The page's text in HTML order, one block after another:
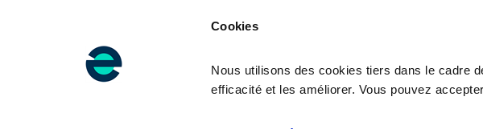
Cookies
Nous utilisons des cookies tiers dans le cadre
efficacité et les améliorer. Vous pouvez
Suivez-nous